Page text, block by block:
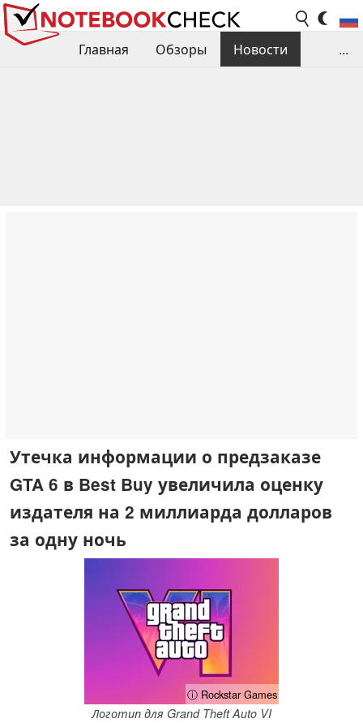
Главная Обзоры
Новости
...
Утечка информации о предзаказе
GTA 6 в Best Buy увеличила оценку
издателя на 2 миллиарда долларов
за одну ночь
ⓘ Rockstar Games
Логотип для Grand Theft Auto VI